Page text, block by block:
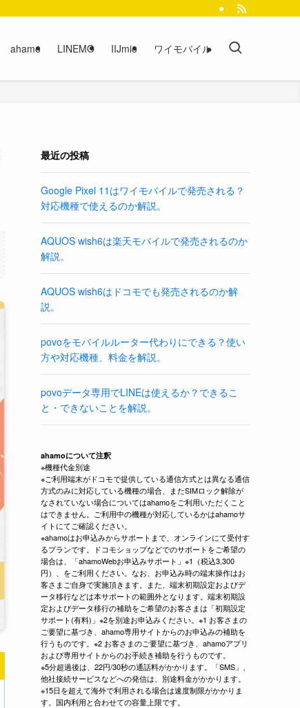
ahamo LINEMO IIJmio ワイモバイル
最近の投稿
Google Pixel 11はワイモバイルで発売される？
対応機種で使えるのか解説。
AQUOS wish6は楽天モバイルで発売されるのか
解説。
AQUOS wish6はドコモでも発売されるのか解
説。
povoをモバイルルーター代わりにできる？使い
方や対応機種、料金を解説。
povoデータ専用でLINEは使えるか？できるこ
と・できないことを解説。
ahamoについて注釈
※機種代金別途
※ご利用端末がドコモで提供している通信方式とは異なる通信
方式のみに対応している機種の場合、またSIMロック解除が
なされていない場合についてはahamoをご利用いただくこと
はできません。ご利用中の機種が対応しているかはahamoサ
イトにてご確認ください。
※ahamoはお申込みからサポートまで、オンラインにて受付す
るプランです。ドコモショップなどでのサポートをご希望の
場合は、「ahamoWebお申込みサポート」※1（税込3,300
円）、をご利用ください。なお、お申込み時の端末操作はお
客さまご自身で実施頂きます。また、端末初期設定およびデ
ータ移行などは本サポートの範囲外となります。端末初期設
定およびデータ移行の補助をご希望のお客さまは「初期設定
サポート(有料)」※2を別途お申込みください。※1 お客さまの
ご要望に基づき、ahamo専用サイトからのお申込みの補助を
行うものです。※2 お客さまのご要望に基づき、ahamoアプリ
および専用サイトからのお手続き補助を行うものです。
※5分超過後は、22円/30秒の通話料がかかります。「SMS」、
他社接続サービスなどへの発信は、別途料金がかかります。
※15日を超えて海外で利用される場合は速度制限がかかりま
す。国内利用と合わせての容量上限です。